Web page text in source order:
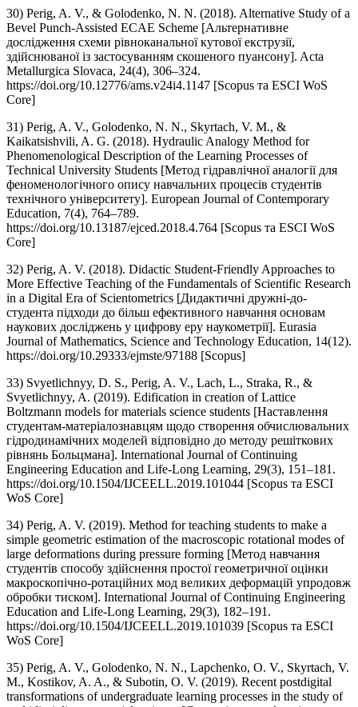
30) Perig, A. V., & Golodenko, N. N. (2018). Alternative Study of a
Bevel Punch-Assisted ECAE Scheme [Альтернативне
дослідження схеми рівноканальної кутової екструзії,
здійснюваної із застосуванням скошеного пуансону]. Acta
Metallurgica Slovaca, 24(4), 306–324.
https://doi.org/10.12776/ams.v24i4.1147 [Scopus та ESCI WoS
Core]
31) Perig, A. V., Golodenko, N. N., Skyrtach, V. M., &
Kaikatsishvili, A. G. (2018). Hydraulic Analogy Method for
Phenomenological Description of the Learning Processes of
Technical University Students [Метод гідравлічної аналогії для
феноменологічного опису навчальних процесів студентів
технічного університету]. European Journal of Contemporary
Education, 7(4), 764–789.
https://doi.org/10.13187/ejced.2018.4.764 [Scopus та ESCI WoS
Core]
32) Perig, A. V. (2018). Didactic Student-Friendly Approaches to
More Effective Teaching of the Fundamentals of Scientific Research
in a Digital Era of Scientometrics [Дидактичні дружні-до-
студента підходи до більш ефективного навчання основам
наукових досліджень у цифрову еру наукометрії]. Eurasia
Journal of Mathematics, Science and Technology Education, 14(12).
https://doi.org/10.29333/ejmste/97188 [Scopus]
33) Svyetlichnyy, D. S., Perig, A. V., Lach, L., Straka, R., &
Svyetlichnyy, A. (2019). Edification in creation of Lattice
Boltzmann models for materials science students [Наставлення
студентам-матеріалознавцям щодо створення обчислювальних
гідродинамічних моделей відповідно до методу решіткових
рівнянь Больцмана]. International Journal of Continuing
Engineering Education and Life-Long Learning, 29(3), 151–181.
https://doi.org/10.1504/IJCEELL.2019.101044 [Scopus та ESCI
WoS Core]
34) Perig, A. V. (2019). Method for teaching students to make a
simple geometric estimation of the macroscopic rotational modes of
large deformations during pressure forming [Метод навчання
студентів способу здійснення простої геометричної оцінки
макроскопічно-ротаційних мод великих деформацій упродовж
обробки тиском]. International Journal of Continuing Engineering
Education and Life-Long Learning, 29(3), 182–191.
https://doi.org/10.1504/IJCEELL.2019.101039 [Scopus та ESCI
WoS Core]
35) Perig, A. V., Golodenko, N. N., Lapchenko, O. V., Skyrtach, V.
M., Kostikov, A. A., & Subotin, O. V. (2019). Recent postdigital
transformations of undergraduate learning processes in the study of